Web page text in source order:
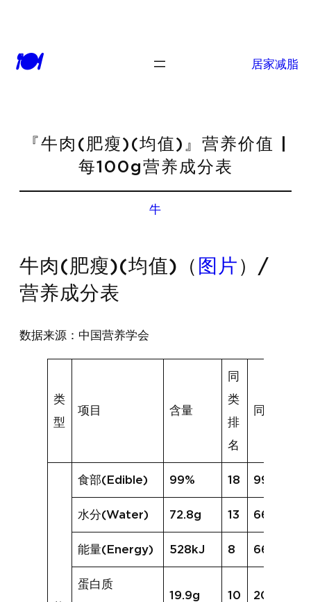
🍽 居家减脂
『牛肉(肥瘦)(均值)』营养价值 |
每100g营养成分表
牛
牛肉(肥瘦)(均值)（ 图片 ）/
营养成分表
数据来源：中国营养学会
类
型
项目 含量
同
类
排
名
同类均值
食部(Edible) 99% 18 99%
水分(Water) 72.8g 13 66.9g
能量(Energy) 528kJ 8 662kJ
蛋白质
19.9g 10 20.5g